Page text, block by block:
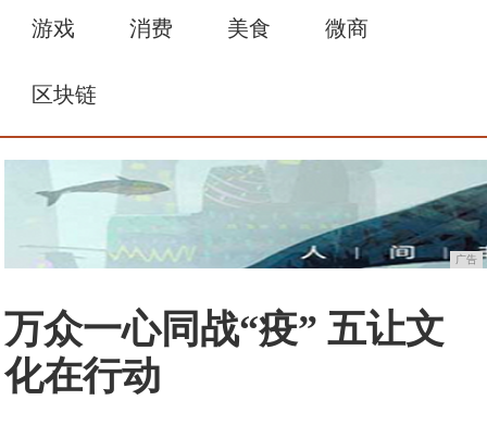
游戏 消费 美食 微商
区块链
广告
万众一心同战“疫” 五让文
化在行动